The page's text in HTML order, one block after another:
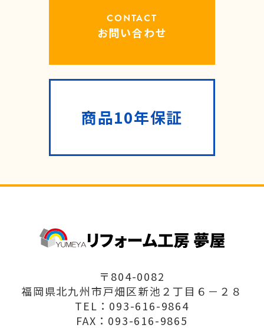
CONTACT
お問い合わせ
商品10年保証
〒804-0082
福岡県北九州市戸畑区新池２丁目６－２８
TEL：093-616-9864
FAX：093-616-9865